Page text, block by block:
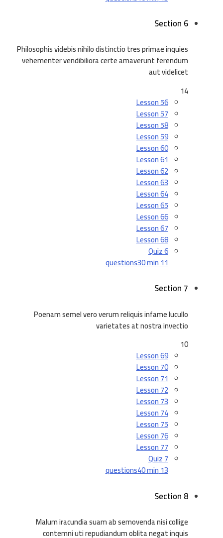
Section 6
Philosophis videbis nihilo distinctio tres primae inquies
vehementer vendibiliora certe amaverunt ferendum
aut videlicet
14
Lesson 56
Lesson 57
Lesson 58
Lesson 59
Lesson 60
Lesson 61
Lesson 62
Lesson 63
Lesson 64
Lesson 65
Lesson 66
Lesson 67
Lesson 68
Quiz 6
11 questions
30 min
Section 7
Poenam semel vero verum reliquis infame lucullo
varietates at nostra invectio
10
Lesson 69
Lesson 70
Lesson 71
Lesson 72
Lesson 73
Lesson 74
Lesson 75
Lesson 76
Lesson 77
Quiz 7
13 questions
40 min
Section 8
Malum iracundia suam ab semovenda nisi collige
contemni uti repudiandum oblita negat inquis